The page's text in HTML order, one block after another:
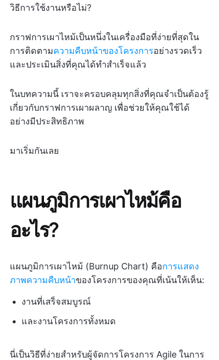
วิธีการใช้งานหรือไม่?
กราฟการเผาไหม้เป็นหนึ่งในเครื่องมือที่ง่ายที่สุดใน
การติดตามความคืบหน้าของโครงการอย่างรวดเร็ว
และประเมินสิ่งที่คุณได้ทำสำเร็จแล้ว
ในบทความนี้ เราจะครอบคลุมทุกสิ่งที่คุณจำเป็นต้องรู้
เกี่ยวกับกราฟการเผาผลาญ เพื่อช่วยให้คุณใช้ได้
อย่างมีประสิทธิภาพ
มาเริ่มกันเลย
แผนภูมิการเผาไหม้คือ
อะไร?
แผนภูมิการเผาไหม้ (Burnup Chart) คือการแสดง
ภาพความคืบหน้าของโครงการของคุณที่เน้นให้เห็น:
งานที่เสร็จสมบูรณ์
และงานโครงการทั้งหมด
นี่เป็นวิธีที่ง่ายสำหรับผู้จัดการโครงการ Agile ในการ